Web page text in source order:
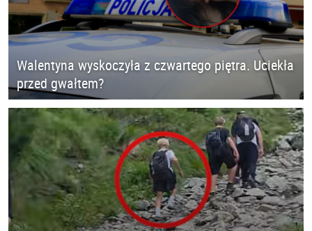
Walentyna wyskoczyła z czwartego piętra. Uciekła
przed gwałtem?